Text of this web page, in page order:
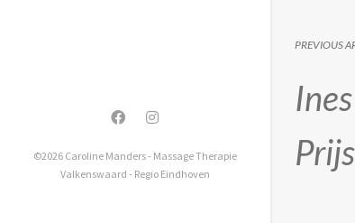
©2026 Caroline Manders - Massage Therapie
Valkenswaard - Regio Eindhoven
PREVIOUS
Prijs